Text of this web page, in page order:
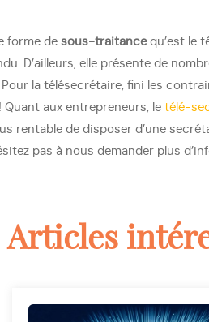
forme de sous-traitancequ’est le
D’ailleurs, elle présente de
la télésecrétaire, fini les
Quant aux entrepreneurs, le télé-
rentable de disposer d’une
pas à nous demander plus
Articles